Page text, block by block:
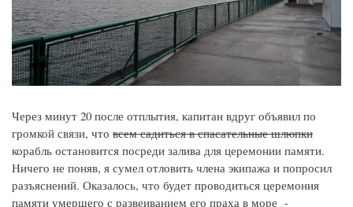
Через минут 20 после отплытия, капитан вдруг объявил по
громкой связи, что всем садиться в спасательные шлюпки
корабль остановится посреди залива для церемонии памяти.
Ничего не поняв, я сумел отловить члена экипажа и попросил
разъяснений. Оказалось, что будет проводиться церемония
памяти умершего с развеиванием его праха в море -